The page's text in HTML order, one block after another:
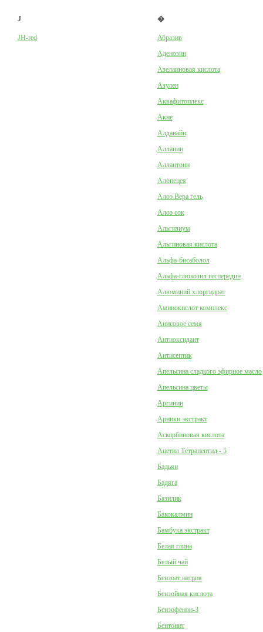
J
JH-red
�
Абразив
Аденозин
Азелаиновая кислота
Азулен
Аквафитоплекс
Акне
Алдавайн
Алланин
Аллантоин
Алопецея
Алоэ Вера гель
Алоэ сок
Альгизиум
Альгиновая кислота
Альфа-бисаболол
Альфа-глюкозил геспередин
Алюминий хлоргидрат
Аминокислот комплекс
Анисовое семя
Антиоксидант
Антисептик
Апельсина сладкого эфирное масло
Апельсина цветы
Аргинин
Арники экстракт
Аскорбиновая кислота
Ацетил Тетрапептид - 5
Бадьян
Бадяга
Базилик
Бакокалмин
Бамбука экстракт
Белая глина
Белый чай
Бензоат натрия
Бензойная кислота
Бензофенон-3
Бентонит